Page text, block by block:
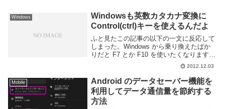
Windows
Windowsも英数カタカナ変換に
Control(ctrl)キーを使えるんだよ
ふと見たこの記事の以下の一文に反応して
しまった。Windows から乗り換えたばか
りだと F7 とか F10 を使いたくなりますよ
ね。(中略)Mac では文字入力中に Control
キーといくつかのキーを使って文字変換操
作が出来るようにな...
2012.12.03
Mobile
Android のデータセーバー機能を
利用してデータ通信量を節約する
方法